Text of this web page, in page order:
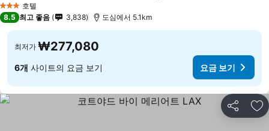
3 성급 호텔
8.5 최고 좋음 3,838 도심에서 5.1km
최저가 ₩277,080
6개 사이트의 요금 보기 요금 보기
공유 즐